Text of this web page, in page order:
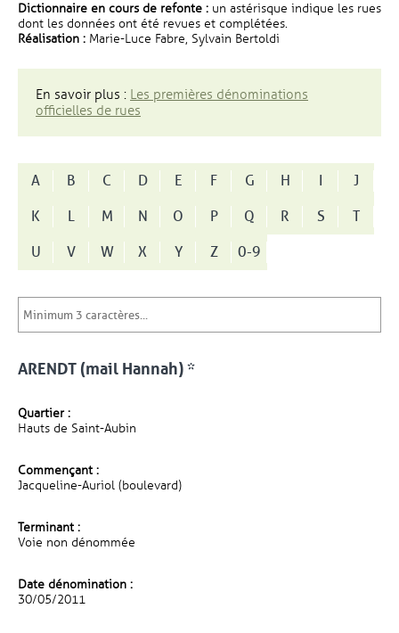
Dictionnaire en cours de refonte : un astérisque indique les rues
dont les données ont été revues et complétées.
Réalisation : Marie-Luce Fabre, Sylvain Bertoldi
En savoir plus : Les premières dénominations
officielles de rues
A B C D E F G H I
J
K
L M N O P Q R S
T
U
V W X Y Z 0-9
ARENDT (mail Hannah) *
Quartier :
Hauts de Saint-Aubin
Commençant :
Jacqueline-Auriol (boulevard)
Terminant :
Voie non dénommée
Date dénomination :
30/05/2011